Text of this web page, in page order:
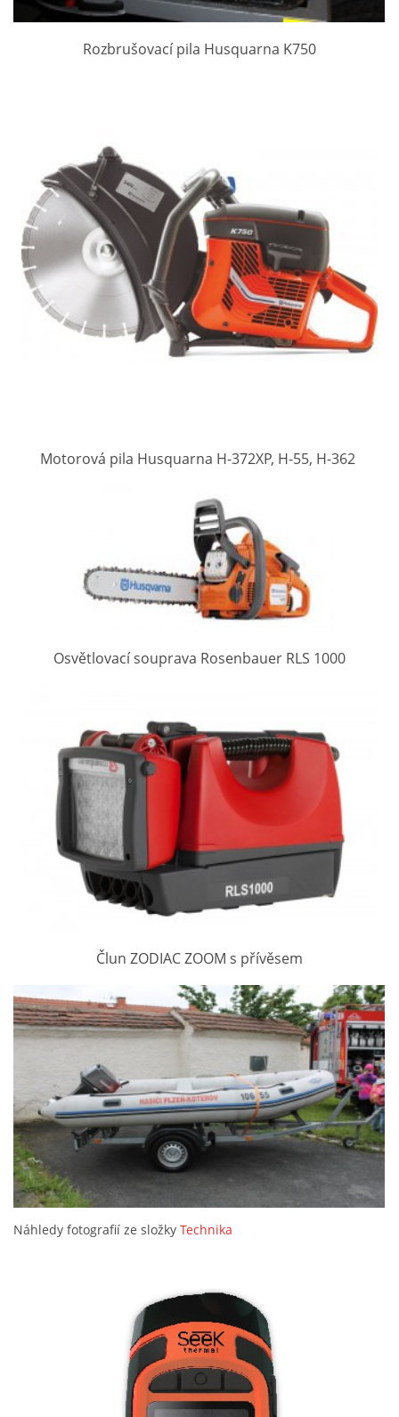
Rozbrušovací pila Husquarna K750
Motorová pila Husquarna H-372XP, H-55, H-362
Osvětlovací souprava Rosenbauer RLS 1000
Člun ZODIAC ZOOM s přívěsem
Náhledy fotografií ze složky Technika